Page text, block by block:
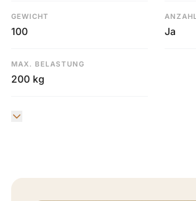
GEWICHT
100 Ja
MAX. BELASTUNG
200 kg